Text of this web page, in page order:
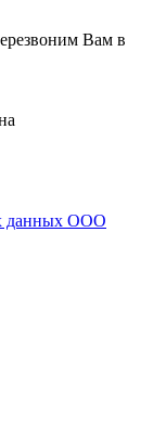
Вам в
данных ООО